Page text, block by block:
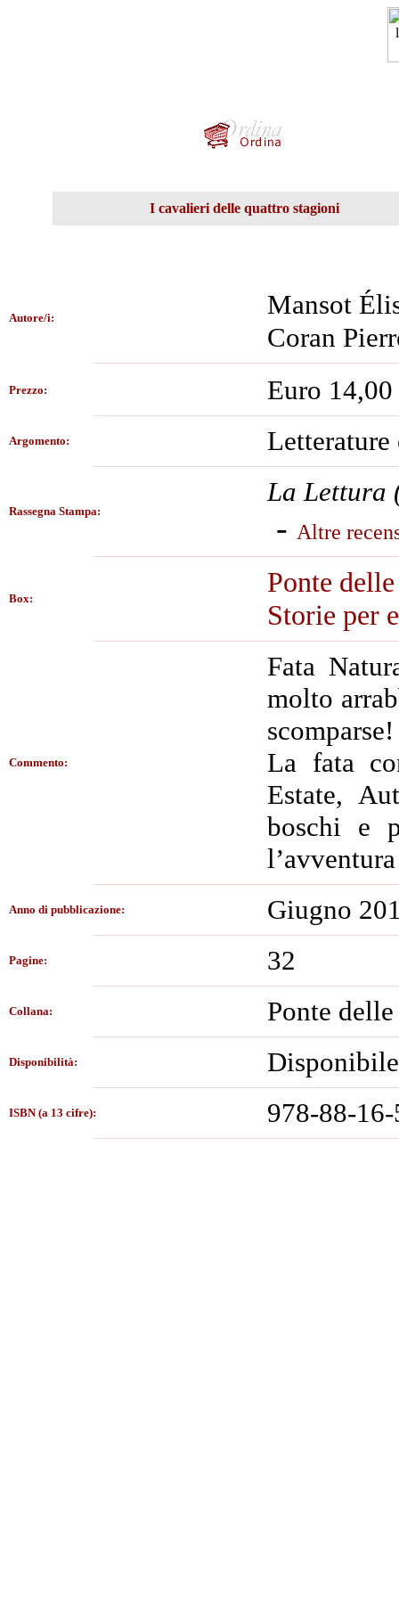
I cavalieri delle quattro stagioni
Autore/i:
Mansot
Coran
Prezzo: Euro 14,00
Argomento: Letterature
Rassegna Stampa:
La Lettura
- Altre
Box:
Ponte
Storie per
Commento:
Fata
molto
La fata
Estate,
boschi e
Anno di pubblicazione: Giugno
Pagine: 32
Collana: Ponte
Disponibilità: Disponibile
ISBN (a 13 cifre): 978-88-